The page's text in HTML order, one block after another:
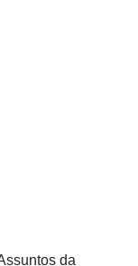
da